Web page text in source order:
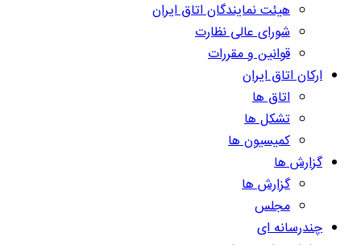
هیئت نمایندگان اتاق ایران
شورای عالی نظارت
قوانین و مقررات
ارکان اتاق ایران
اتاق ها
تشکل ها
کمیسیون ها
گزارش ها
گزارش ها
مجلس
چندرسانه ای